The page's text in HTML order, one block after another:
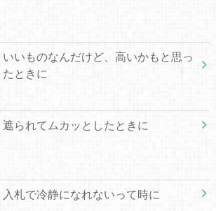
いいものなんだけど、高いかもと思っ
たときに
遮られてムカッとしたときに
入札で冷静になれないって時に